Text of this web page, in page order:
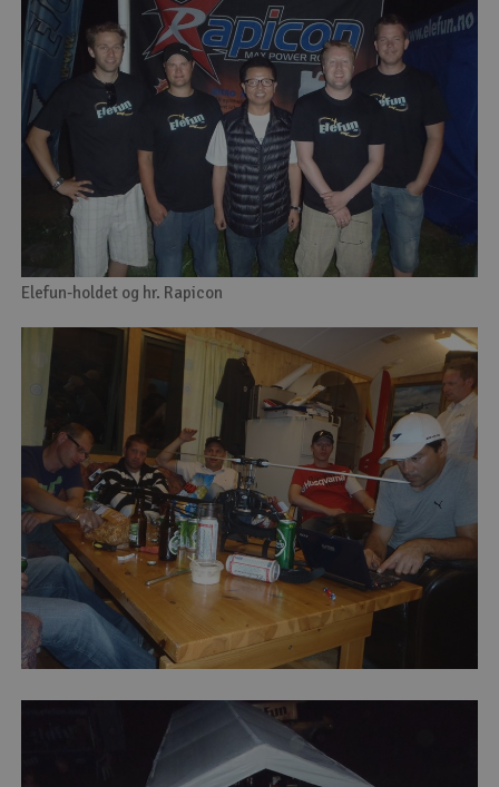
Elefun-holdet og hr. Rapicon